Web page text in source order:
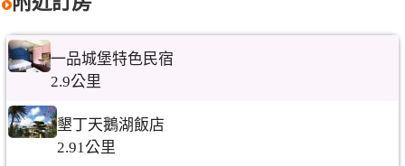
一品城堡特色民宿
2.9公里
墾丁天鵝湖飯店
2.91公里